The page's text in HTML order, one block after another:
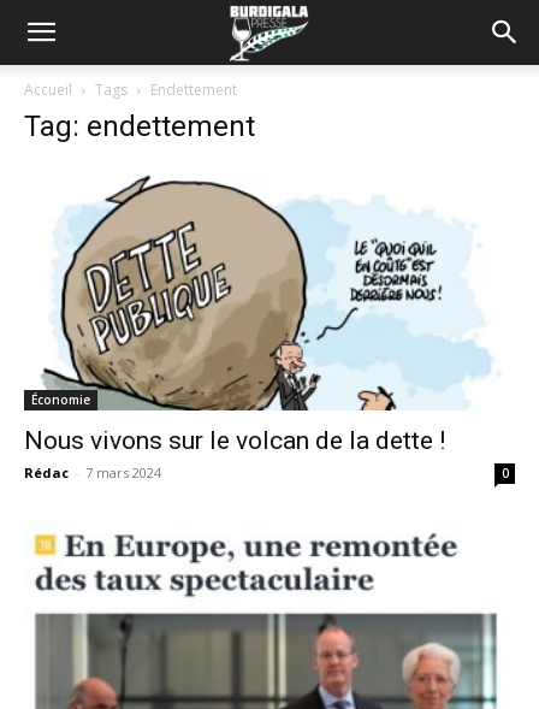
Accueil Tags Endettement
Tag: endettement
Économie
Nous vivons sur le volcan de la dette !
Rédac - 7 mars 2024 0